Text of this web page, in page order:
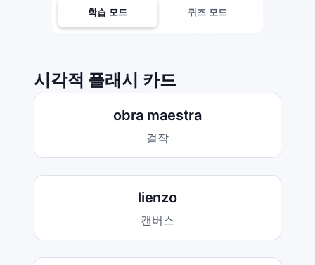
학습 모드 퀴즈 모드
시각적 플래시 카드
obra maestra
걸작
lienzo
캔버스